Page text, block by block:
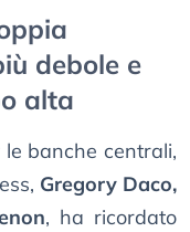
debole e
alta
banche centrali,
Gregory Daco,
, ha ricordato